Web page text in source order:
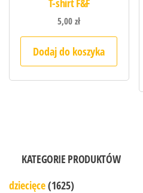
T-shirt F&F
5,00zł
Dodaj do koszyka
KATEGORIE PRODUKTÓW
dziecięce(1625)